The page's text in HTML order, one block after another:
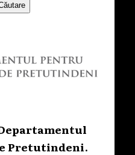
Pretutindeni.